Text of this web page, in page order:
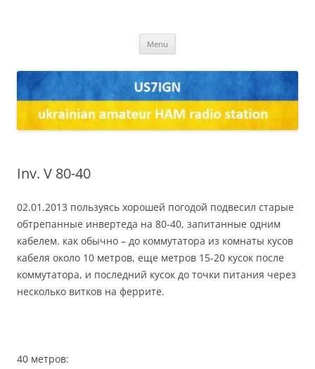
Menu
Inv. V 80-40
02.01.2013 пользуясь хорошей погодой подвесил старые
обтрепанные инвертеда на 80-40, запитанные одним
кабелем. как обычно – до коммутатора из комнаты кусов
кабеля около 10 метров, еще метров 15-20 кусок после
коммутатора, и последний кусок до точки питания через
несколько витков на феррите.
40 метров: